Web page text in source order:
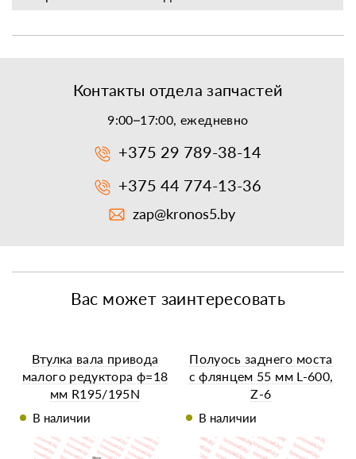
Контакты отдела запчастей
9:00–17:00, ежедневно
+375 29 789-38-14
+375 44 774-13-36
zap@kronos5.by
Вас может заинтересовать
Втулка вала привода
малого редуктора ф=18
мм R195/195N
В наличии
Полуось заднего моста
с флянцем 55 мм L-600,
Z-6
В наличии